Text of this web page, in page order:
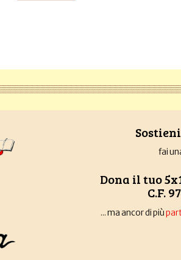
fai
Dona il tuo
C.F.
... ma ancor di più